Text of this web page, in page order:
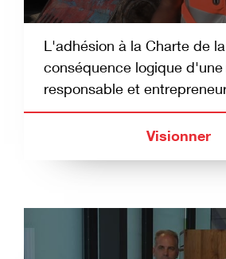
L'adhésion à la Charte de
conséquence logique d'une
responsable et
Visionner